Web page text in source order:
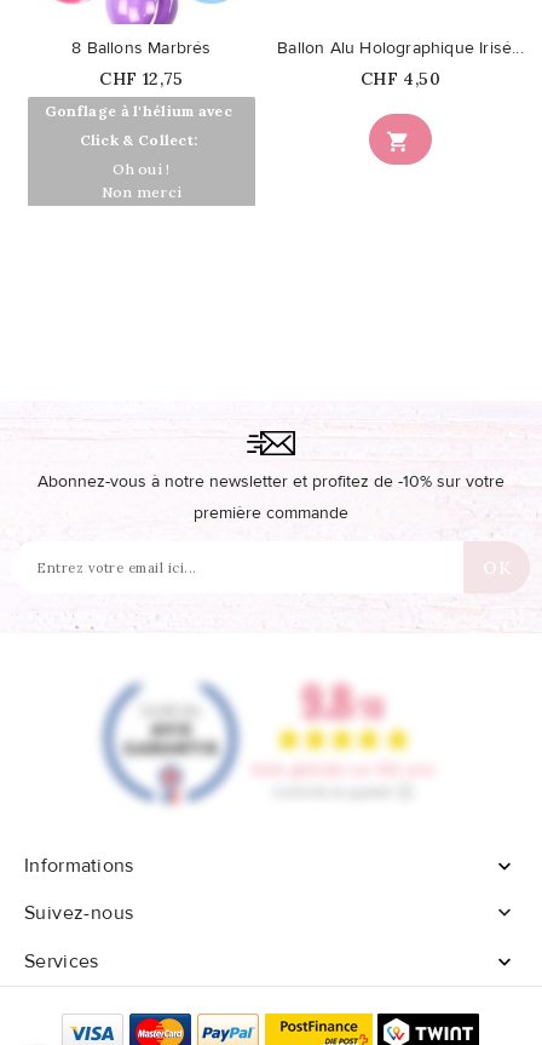
Gonflage à l'hélium avec
Click & Collect:
Oh oui !
Non merci
8 Ballons Marbrés
Prix
CHF 12,75

Ballon Alu Holographique Irisé...
Prix
CHF 4,50
Abonnez-vous à notre newsletter et profitez de -10% sur votre
première commande
Informations

Suivez-nous

Services
